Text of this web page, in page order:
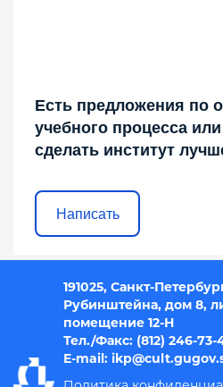
Есть предложения по
учебного процесса или
сделать институт
Написать
191025, Санкт-
Рубинштейна, дом 8,
помещение 12-Н
Тел./Факс: (812) 246-73-
E-mail: i